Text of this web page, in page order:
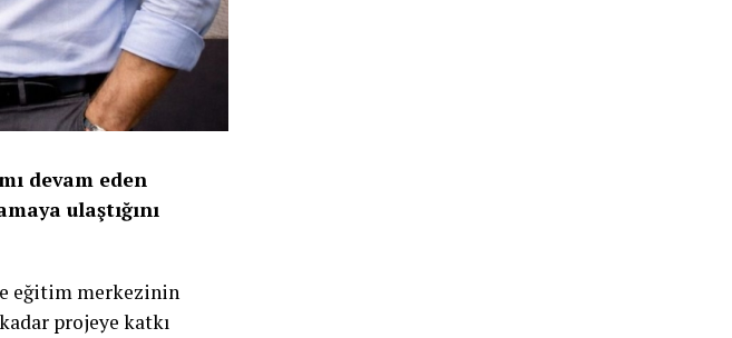
devam eden
ulaştığını
eğitim merkezinin
projeye katkı